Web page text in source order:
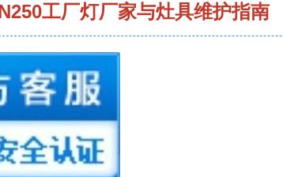
工厂灯厂家与灶具维护指南